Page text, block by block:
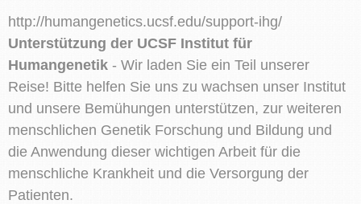
http://humangenetics.ucsf.edu/support-ihg/
Unterstützung der UCSF Institut für
Humangenetik - Wir laden Sie ein Teil unserer
Reise! Bitte helfen Sie uns zu wachsen unser Institut
und unsere Bemühungen unterstützen, zur weiteren
menschlichen Genetik Forschung und Bildung und
die Anwendung dieser wichtigen Arbeit für die
menschliche Krankheit und die Versorgung der
Patienten.